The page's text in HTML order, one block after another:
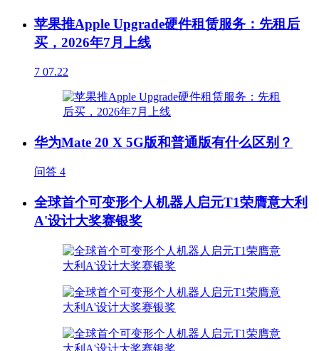
苹果推Apple Upgrade硬件租赁服务：先租后
买，2026年7月上线
7 07.22
华为Mate 20 X 5G版和普通版有什么区别？
问答 4
全球首个可变形个人机器人启元T1荣膺意大利
A'设计大奖赛银奖